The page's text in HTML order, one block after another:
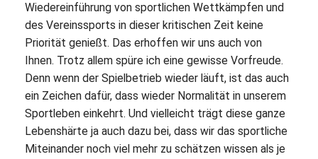
Wiedereinführung von sportlichen Wettkämpfen und
des Vereinssports in dieser kritischen Zeit keine
Priorität genießt. Das erhoffen wir uns auch von
Ihnen. Trotz allem spüre ich eine gewisse Vorfreude.
Denn wenn der Spielbetrieb wieder läuft, ist das auch
ein Zeichen dafür, dass wieder Normalität in unserem
Sportleben einkehrt. Und vielleicht trägt diese ganze
Lebenshärte ja auch dazu bei, dass wir das sportliche
Miteinander noch viel mehr zu schätzen wissen als je